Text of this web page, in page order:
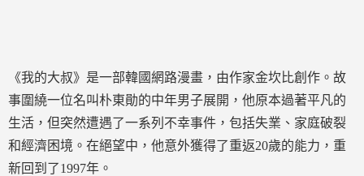
《我的大叔》是一部韓國網路漫畫，由作家金坎比創作。故
事圍繞一位名叫朴東勛的中年男子展開，他原本過著平凡的
生活，但突然遭遇了一系列不幸事件，包括失業、家庭破裂
和經濟困境。在絕望中，他意外獲得了重返20歲的能力，重
新回到了1997年。